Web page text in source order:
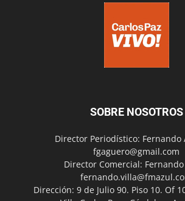
SOBRE NOSOTROS
Director Periodístico: Fernando
fgaguero@gmail.com
Director Comercial:
Dirección: 9 de Julio 90. Piso 10. Of